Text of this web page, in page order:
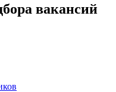
вакансий